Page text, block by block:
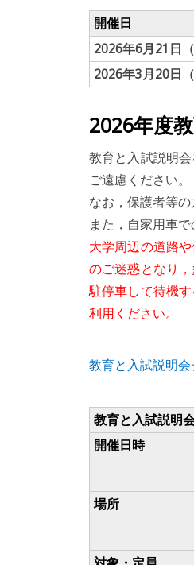
開催日
2026年6月21日（
2026年3月20日
2026年度
教育と入試説明
ご遠慮ください。
なお，保護者等
また，自家用車
大学周辺の道路
のご迷惑となり
駐停車して待機
利用ください。
教育と入試説明会
教育と入試説明
開催日時
場所